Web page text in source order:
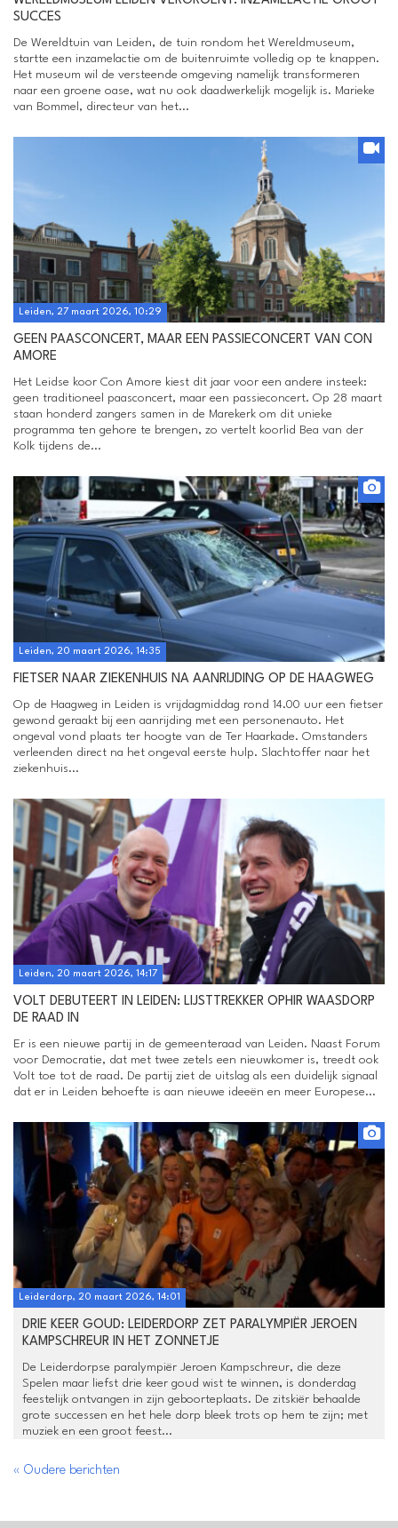
SUCCES
De Wereldtuin van Leiden, de tuin rondom het Wereldmuseum,
startte een inzamelactie om de buitenruimte volledig op te knappen.
Het museum wil de versteende omgeving namelijk transformeren
naar een groene oase, wat nu ook daadwerkelijk mogelijk is. Marieke
van Bommel, directeur van het...
Leiden, 27 maart 2026, 10:29
GEEN PAASCONCERT, MAAR EEN PASSIECONCERT VAN CON
AMORE
Het Leidse koor Con Amore kiest dit jaar voor een andere insteek:
geen traditioneel paasconcert, maar een passieconcert. Op 28 maart
staan honderd zangers samen in de Marekerk om dit unieke
programma ten gehore te brengen, zo vertelt koorlid Bea van der
Kolk tijdens de...
Leiden, 20 maart 2026, 14:35
FIETSER NAAR ZIEKENHUIS NA AANRIJDING OP DE HAAGWEG
Op de Haagweg in Leiden is vrijdagmiddag rond 14.00 uur een fietser
gewond geraakt bij een aanrijding met een personenauto. Het
ongeval vond plaats ter hoogte van de Ter Haarkade. Omstanders
verleenden direct na het ongeval eerste hulp. Slachtoffer naar het
ziekenhuis...
Leiden, 20 maart 2026, 14:17
VOLT DEBUTEERT IN LEIDEN: LIJSTTREKKER OPHIR WAASDORP
DE RAAD IN
Er is een nieuwe partij in de gemeenteraad van Leiden. Naast Forum
voor Democratie, dat met twee zetels een nieuwkomer is, treedt ook
Volt toe tot de raad. De partij ziet de uitslag als een duidelijk signaal
dat er in Leiden behoefte is aan nieuwe ideeën en meer Europese...
Leiderdorp, 20 maart 2026, 14:01
DRIE KEER GOUD: LEIDERDORP ZET PARALYMPIËR JEROEN
KAMPSCHREUR IN HET ZONNETJE
De Leiderdorpse paralympiër Jeroen Kampschreur, die deze
Spelen maar liefst drie keer goud wist te winnen, is donderdag
feestelijk ontvangen in zijn geboorteplaats. De zitskiër behaalde
grote successen en het hele dorp bleek trots op hem te zijn; met
muziek en een groot feest...
« Oudere berichten